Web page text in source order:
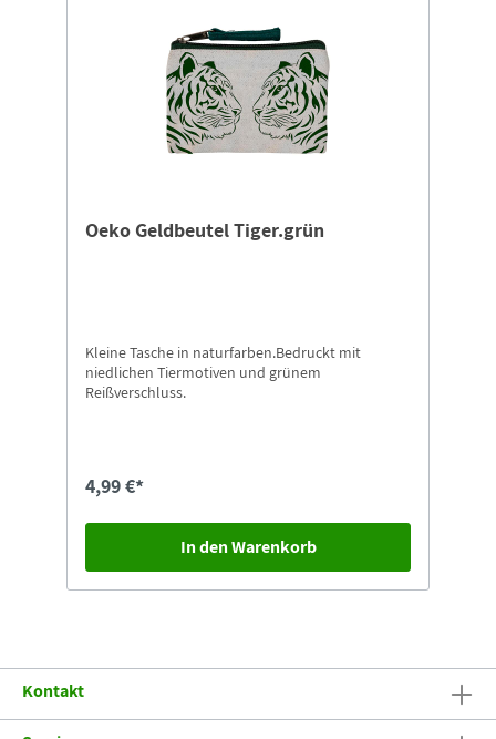
Oeko Geldbeutel Tiger.grün
Kleine Tasche in naturfarben.Bedruckt mit
niedlichen Tiermotiven und grünem
Reißverschluss.
4,99 €*
In den Warenkorb
Kontakt